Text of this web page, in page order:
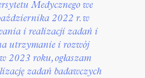
Medycznego we
2022 r. w
i realizacji zadań i
utrzymanie i rozwój
2023 roku, ogłaszam
zadań badawczych